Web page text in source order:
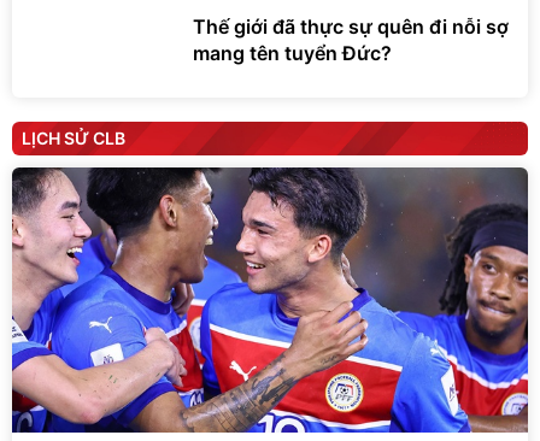
Thế giới đã thực sự quên đi nỗi sợ
mang tên tuyển Đức?
LỊCH SỬ CLB